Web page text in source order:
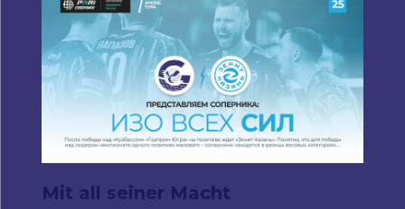
Mit all seiner Macht